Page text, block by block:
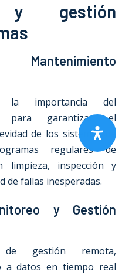
y gestión
la importancia del
para garantizar el
de los sistemas de
regulares de
limpieza, inspección y
de fallas inesperadas.
y Gestión
de gestión remota,
a datos en tiempo real